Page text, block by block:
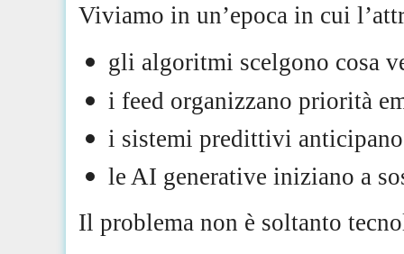
Viviamo in un’epoca in cui
gli algoritmi scelgono cosa
i feed organizzano priorità
i sistemi predittivi
le AI generative iniziano a
Il problema non è soltanto